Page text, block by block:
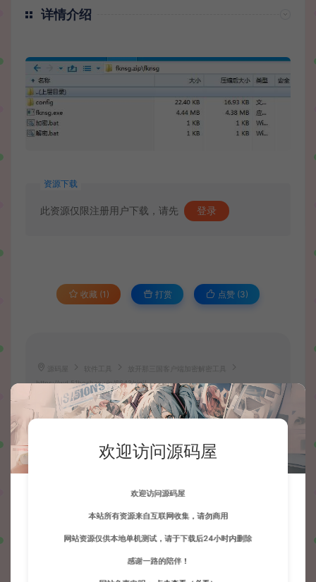
详情介绍
资源下载
此资源仅限注册用户下载，请先 登录
收藏 (1) 打赏 点赞 (3)
软件工具
https://wd.51boshao.vip/6643/rjgj/
下一篇：
欢迎访问源码屋
欢迎访问源码屋
本站所有资源来自互联网收集，请勿商用
网站资源仅供本地单机测试，请于下载后24小时内删除
感谢一路的陪伴！